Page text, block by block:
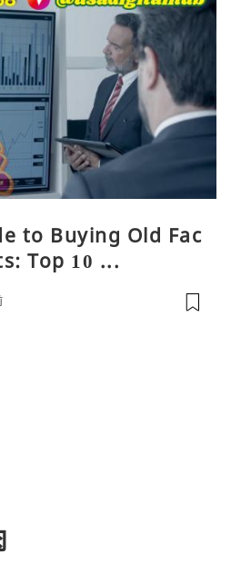
to Buying Old Fac
Top 10 ...